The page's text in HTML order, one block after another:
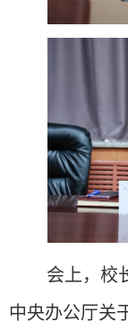
会上，校
中央办公厅关